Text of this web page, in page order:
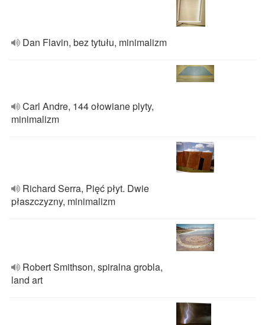
Dan Flavin, bez tytułu, minimalizm
Carl Andre, 144 ołowiane plyty,
minimalizm
Richard Serra, Pięć płyt. Dwie
płaszczyzny, minimalizm
Robert Smithson, spiralna grobla,
land art